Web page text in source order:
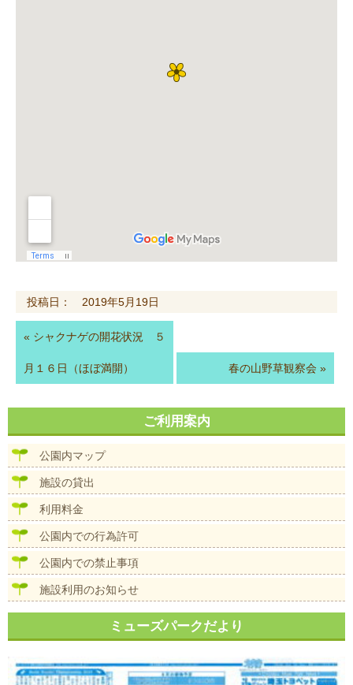
投稿日： 2019年5月19日
« シャクナゲの開花状況 ５
月１６日（ほぼ満開） 春の山野草観察会»
ご利用案内
公園内マップ
施設の貸出
利用料金
公園内での行為許可
公園内での禁止事項
施設利用のお知らせ
ミューズパークだより